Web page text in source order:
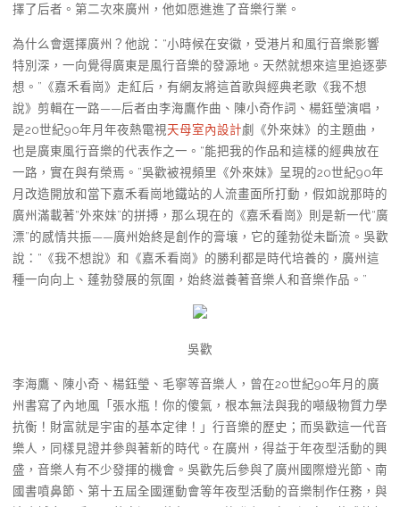
擇了后者。第二次來廣州，他如愿進進了音樂行業。
為什么會選擇廣州？他說：“小時候在安徽，受港片和風行音樂影響
特別深，一向覺得廣東是風行音樂的發源地。天然就想來這里追逐夢
想。”《嘉禾看崗》走紅后，有網友將這首歌與經典老歌《我不想
說》剪輯在一路——后者由李海鷹作曲、陳小奇作詞、楊鈺瑩演唱，
是20世紀90年月年夜熱電視天母室內設計劇《外來妹》的主題曲，
也是廣東風行音樂的代表作之一。“能把我的作品和這樣的經典放在
一路，實在與有榮焉。”吳歡被視頻里《外來妹》呈現的20世紀90年
月改造開放和當下嘉禾看崗地鐵站的人流畫面所打動，假如說那時的
廣州滿載著“外來妹”的拼搏，那么現在的《嘉禾看崗》則是新一代“廣
漂”的感情共振——廣州始終是創作的膏壤，它的蓬勃從未斷流。吳歡
說：“《我不想說》和《嘉禾看崗》的勝利都是時代培養的，廣州這
種一向向上、蓬勃發展的氛圍，始終滋養著音樂人和音樂作品。”
吳歡
李海鷹、陳小奇、楊鈺瑩、毛寧等音樂人，曾在20世紀90年月的廣
州書寫了內地風「張水瓶！你的傻氣，根本無法與我的噸級物質力學
抗衡！財富就是宇宙的基本定律！」行音樂的歷史；而吳歡這一代音
樂人，同樣見證并參與著新的時代。在廣州，得益于年夜型活動的興
盛，音樂人有不少發揮的機會。吳歡先后參與了廣州國際燈光節、南
國書噴鼻節、第十五屆全國運動會等年夜型活動的音樂制作任務，與